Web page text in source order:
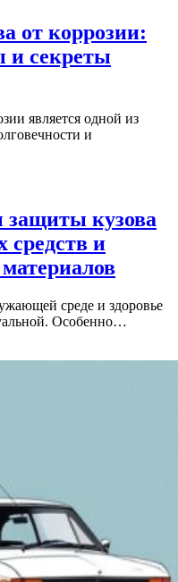
от коррозии:
и секреты
является одной из
и
кузова
и
среде и здоровье
Особенно…